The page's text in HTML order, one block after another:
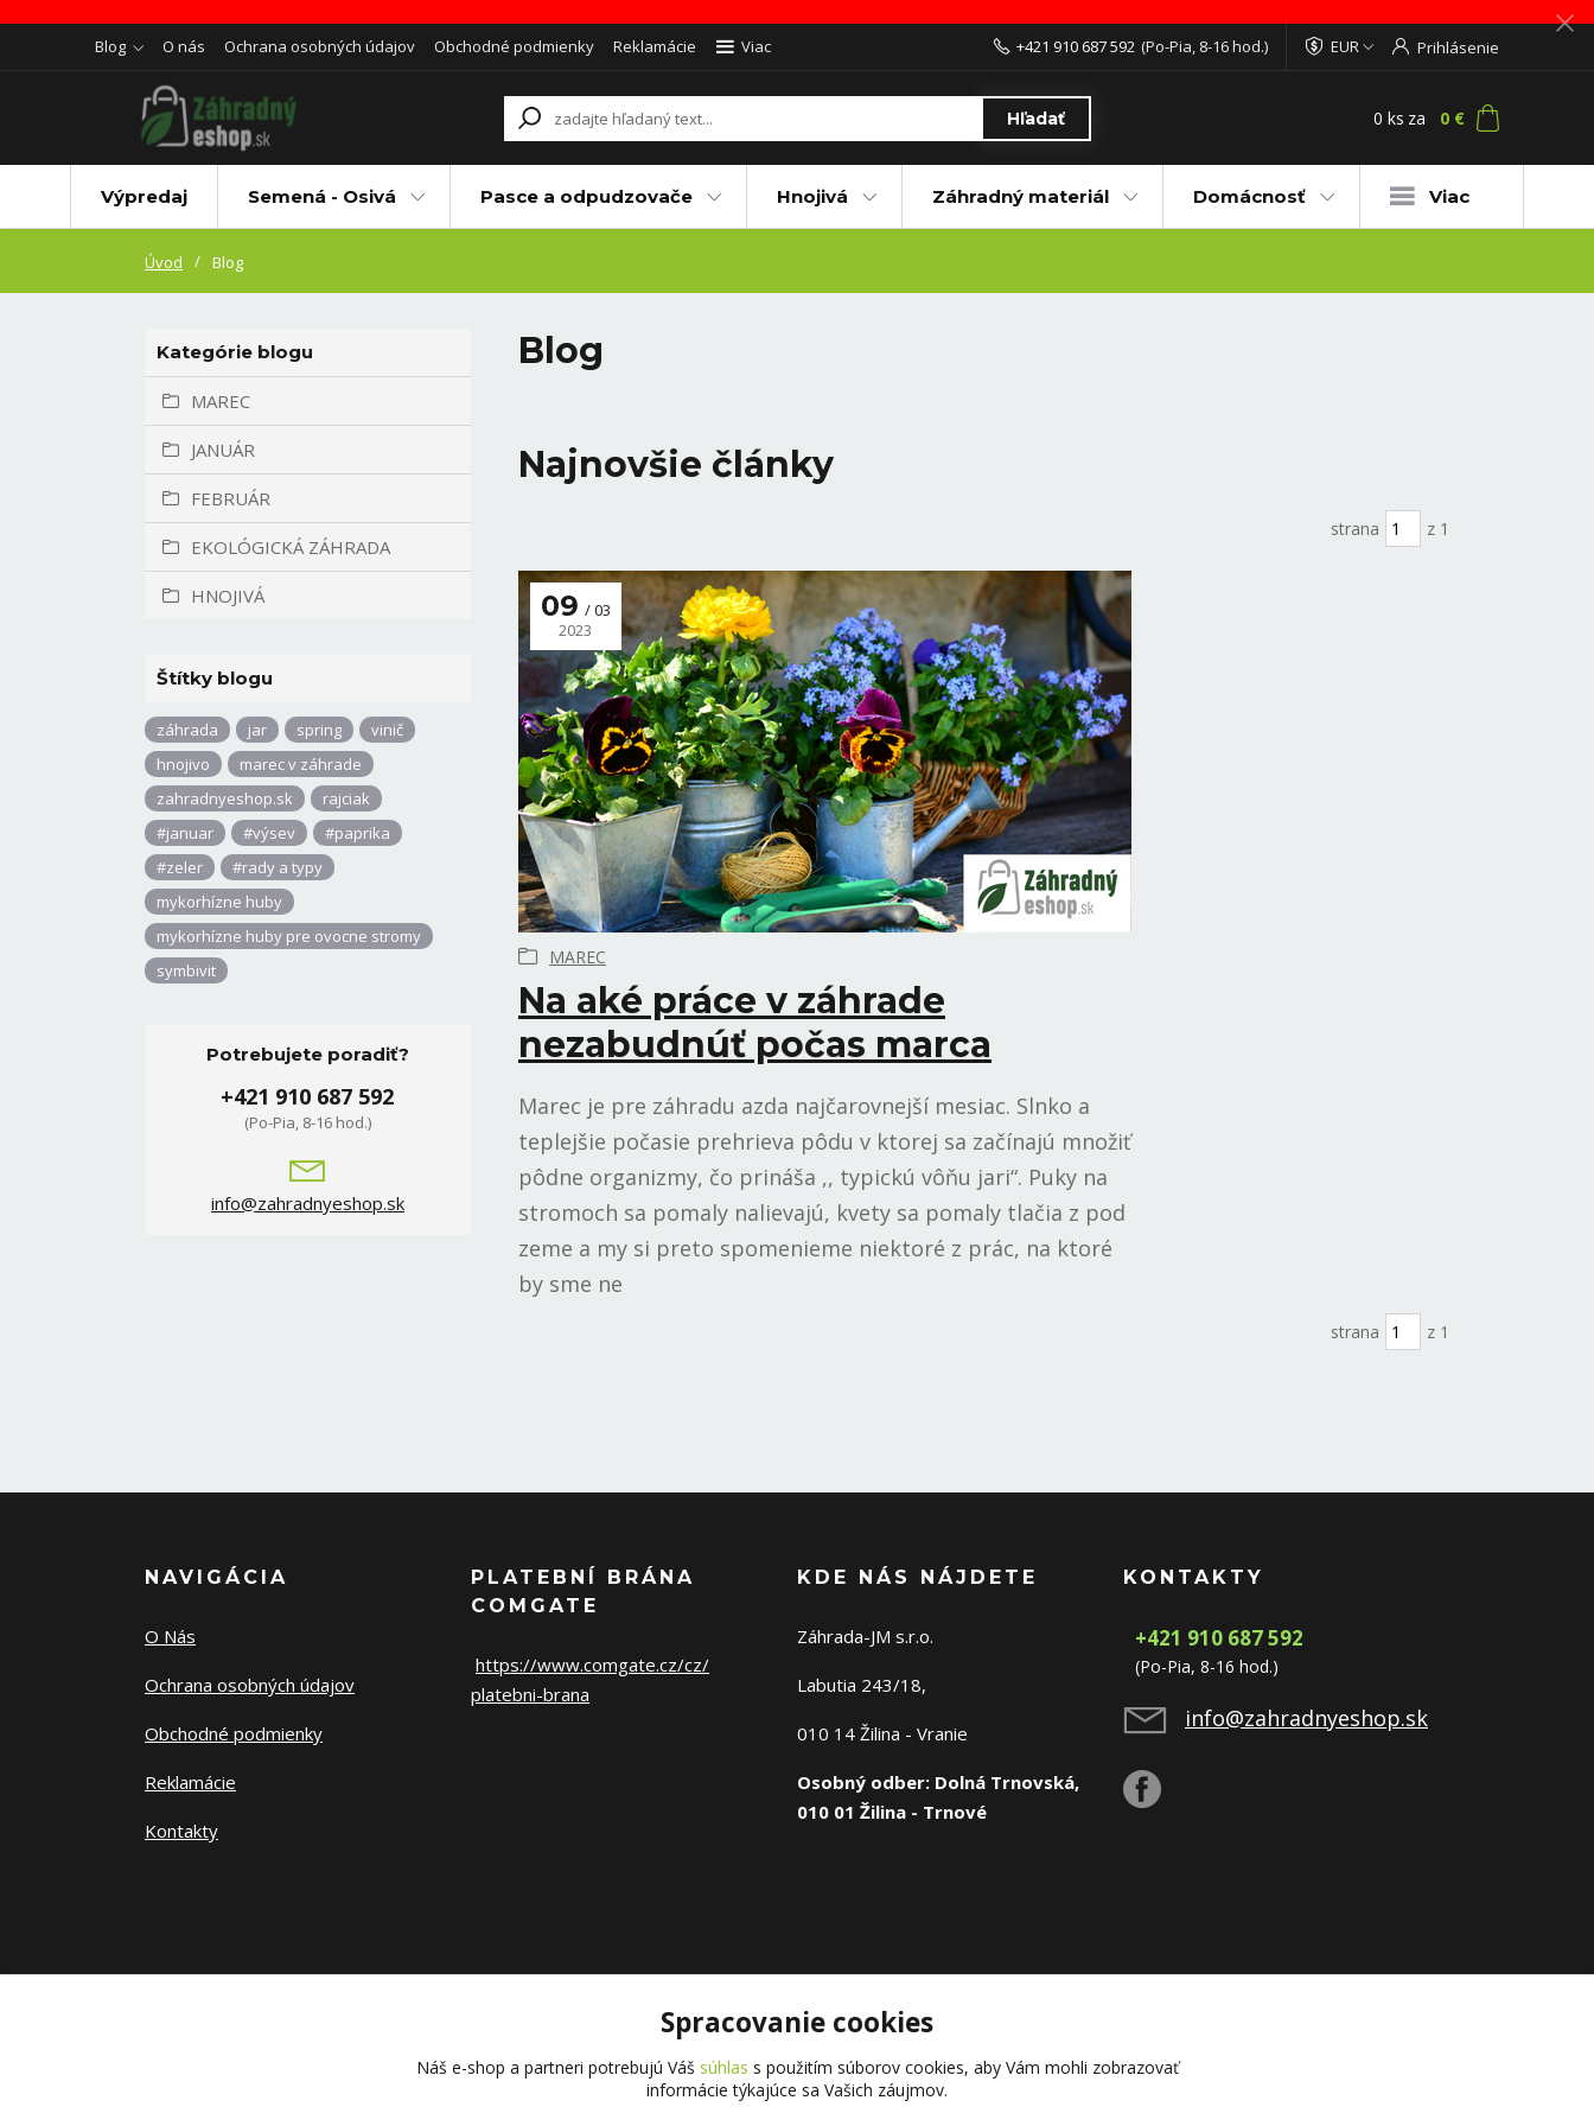
Blog O nás Ochrana osobných údajov Obchodné podmienky Reklamácie Viac EUR Prihlásenie
Hľadať
+421 910 687 592 (Po-Pia, 8-16 hod.)
0 ks za 0 €
Výpredaj Semená - Osivá Pasce a odpudzovače Hnojivá Záhradný materiál Domácnosť Viac
Úvod Blog
Kategórie blogu
MAREC
JANUÁR
FEBRUÁR
EKOLÓGICKÁ ZÁHRADA
HNOJIVÁ
Štítky blogu
záhrada jar spring
vinič
hnojivo
marec v záhrade
zahradnyeshop.sk
rajciak
#januar
#výsev
#paprika
#zeler
#rady a typy
mykorhízne huby
mykorhízne huby pre ovocne stromy
symbivit
Potrebujete poradiť?
+421 910 687 592
(Po-Pia, 8-16 hod.)
info@zahradnyeshop.sk
Blog
Najnovšie články
strana z 1
Na aké práce v záhrade
nezabudnúť počas marca
09
03
2023
MAREC
Marec je pre záhradu azda najčarovnejší mesiac. Slnko a
teplejšie počasie prehrieva pôdu v ktorej sa začínajú množiť
pôdne organizmy, čo prináša ,, typickú vôňu jari“. Puky na
stromoch sa pomaly nalievajú, kvety sa pomaly tlačia z pod
zeme a my si preto spomenieme niektoré z prác, na ktoré
by sme ne
strana z 1
NAVIGÁCIA
O Nás
Ochrana osobných údajov
Obchodné podmienky
Reklamácie
Kontakty
PLATEBNÍ BRÁNA
COMGATE
https://www.comgate.cz/cz/
platebni-brana
KDE NÁS NÁJDETE
Záhrada-JM s.r.o.
Labutia 243/18,
010 14 Žilina - Vranie
Osobný odber: Dolná Trnovská,
010 01 Žilina - Trnové
KONTAKTY
+421 910 687 592
(Po-Pia, 8-16 hod.)
info@zahradnyeshop.sk
Spracovanie cookies
Náš e-shop a partneri potrebujú Váš súhlas s použitím súborov cookies, aby Vám mohli zobrazovať
informácie týkajúce sa Vašich záujmov.